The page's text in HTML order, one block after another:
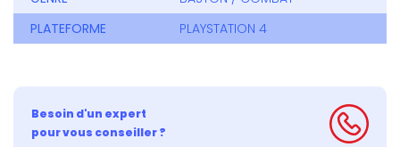
PLATEFORME
PLAYSTATION 4
Besoin d'un expert
pour vous conseiller ?